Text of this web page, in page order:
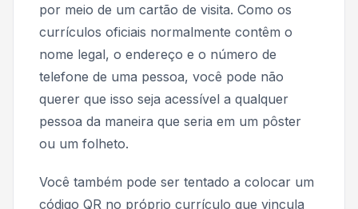
por meio de um cartão de visita. Como os
currículos oficiais normalmente contêm o
nome legal, o endereço e o número de
telefone de uma pessoa, você pode não
querer que isso seja acessível a qualquer
pessoa da maneira que seria em um pôster
ou um folheto.
Você também pode ser tentado a colocar um
código QR no próprio currículo que vincula